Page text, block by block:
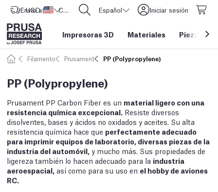
Envío a Estados Unidos
USD ($) CORE One L: ¡Ya disponible! Español Iniciar sesión
Impresoras 3D Materiales Piezas y
Filamento Prusament PP (Polypropylene)
PP (Polypropylene)
Prusament PP Carbon Fiber es un material ligero con una
resistencia química excepcional. Resiste diversos
disolventes, bases y ácidos no oxidados y aceites. Su alta
resistencia química hace que perfectamente adecuado
para imprimir equipos de laboratorio, diversas piezas de la
industria del automóvil, y mucho más. Sus propiedades de
ligereza también lo hacen adecuado para la industria
aeroespacial, así como para su uso en el hobby de aviones
RC.